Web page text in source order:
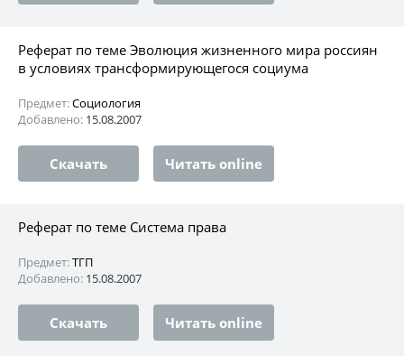
Реферат по теме Эволюция жизненного мира россиян
в условиях трансформирующегося социума
Предмет:Социология
Добавлено: 15.08.2007
Скачать Читать online
Реферат по теме Система права
Предмет:ТГП
Добавлено: 15.08.2007
Скачать Читать online